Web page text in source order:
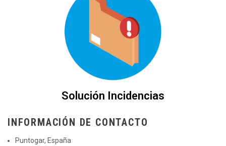
Solución Incidencias
INFORMACIÓN DE CONTACTO
Puntogar, España